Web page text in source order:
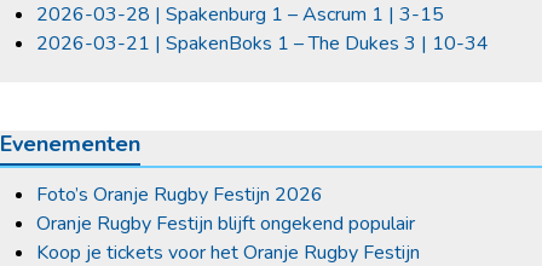
2026-03-28 | Spakenburg 1 – Ascrum 1 | 3-15
2026-03-21 | SpakenBoks 1 – The Dukes 3 | 10-34
Evenementen
Foto’s Oranje Rugby Festijn 2026
Oranje Rugby Festijn blijft ongekend populair
Koop je tickets voor het Oranje Rugby Festijn